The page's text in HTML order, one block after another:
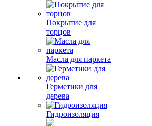
Покрытие для
торцов
Масла для паркета
Герметики для
дерева
Гидроизоляция